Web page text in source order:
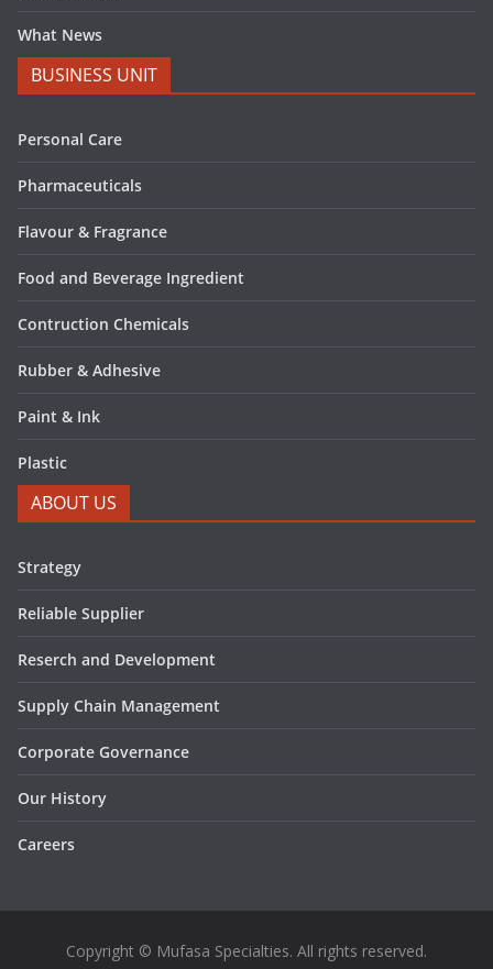
What News
BUSINESS UNIT
Personal Care
Pharmaceuticals
Flavour & Fragrance
Food and Beverage Ingredient
Contruction Chemicals
Rubber & Adhesive
Paint & Ink
Plastic
ABOUT US
Strategy
Reliable Supplier
Reserch and Development
Supply Chain Management
Corporate Governance
Our History
Careers
Copyright © Mufasa Specialties. All rights reserved.